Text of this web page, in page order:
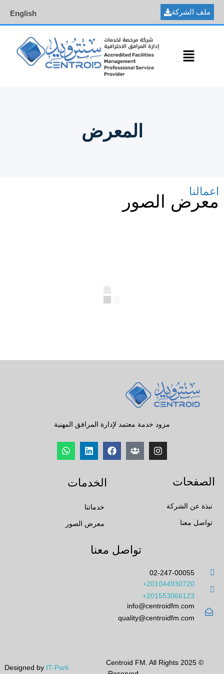
ملف الشركة English
المعرض
اعمالنا
معرض الصور
مزود خدمة معتمد لإدارة المرافق المهنية
الصفحات
نبذة عن الشركة
تواصل معنا
الخدمات
خدماتنا
معرض الصور
تواصل معنا
02-247-00055
201044930720+
201553066123+
info@centroidfm.com
quality@centroidfm.com
© 2025 Centroid FM. All Rights
Designed by IT-Park